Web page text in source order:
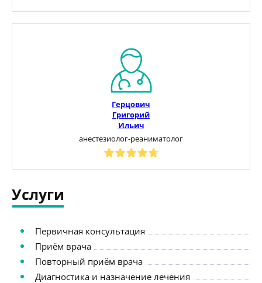
Герцович
Григорий
Ильич
анестезиолог-реаниматолог
Услуги
Первичная консультация
Приём врача
Повторный приём врача
Диагностика и назначение лечения